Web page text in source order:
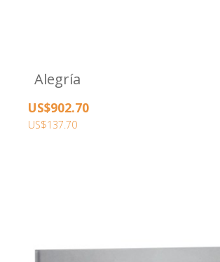
Alegría
US$902.70
US$137.70